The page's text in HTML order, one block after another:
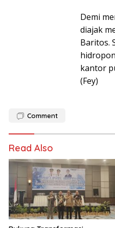
Demi
diajak
Baritos.
kantor
(Fey)
Comment
Read Also